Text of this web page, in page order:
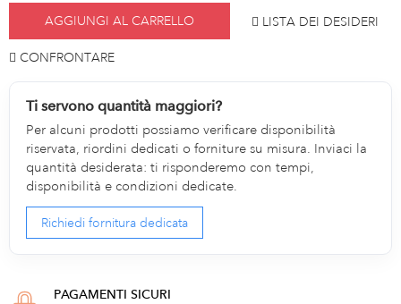
AGGIUNGI AL CARRELLO LISTA DEI DESIDERI
CONFRONTARE
Ti servono quantità maggiori?
Per alcuni prodotti possiamo verificare disponibilità
riservata, riordini dedicati o forniture su misura. Inviaci la
quantità desiderata: ti risponderemo con tempi,
disponibilità e condizioni dedicate.
Richiedi fornitura dedicata
PAGAMENTI SICURI